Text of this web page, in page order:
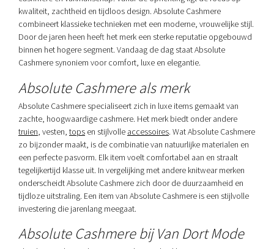
kwaliteit, zachtheid en tijdloos design. Absolute Cashmere
combineert klassieke technieken met een moderne, vrouwelijke stijl.
Door de jaren heen heeft het merk een sterke reputatie opgebouwd
binnen het hogere segment. Vandaag de dag staat Absolute
Cashmere synoniem voor comfort, luxe en elegantie.
Absolute Cashmere als merk
Absolute Cashmere specialiseert zich in luxe items gemaakt van
zachte, hoogwaardige cashmere. Het merk biedt onder andere
truien , vesten, tops en stijlvolle accessoires. Wat Absolute Cashmere
zo bijzonder maakt, is de combinatie van natuurlijke materialen en
een perfecte pasvorm. Elk item voelt comfortabel aan en straalt
tegelijkertijd klasse uit. In vergelijking met andere knitwear merken
onderscheidt Absolute Cashmere zich door de duurzaamheid en
tijdloze uitstraling. Een item van Absolute Cashmere is een stijlvolle
investering die jarenlang meegaat.
Absolute Cashmere bij Van Dort Mode